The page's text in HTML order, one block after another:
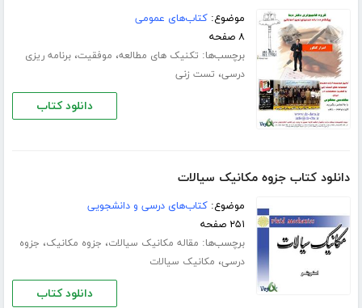
موضوع:کتاب‌های عمومی
۸ صفحه
برچسب‌ها: تکنیک های مطالعه، موفقیت،برنامه ریزی
درسی، تست زنی
دانلود کتاب
دانلود کتاب جزوه مکانیک سیالات
موضوع:کتاب‌های درسی و دانشجویی
۲۵۱ صفحه
برچسب‌ها: مقاله مکانیک سیالات، جزوه مکانیک، جزوه
درسی، مکانیک سیالات
دانلود کتاب